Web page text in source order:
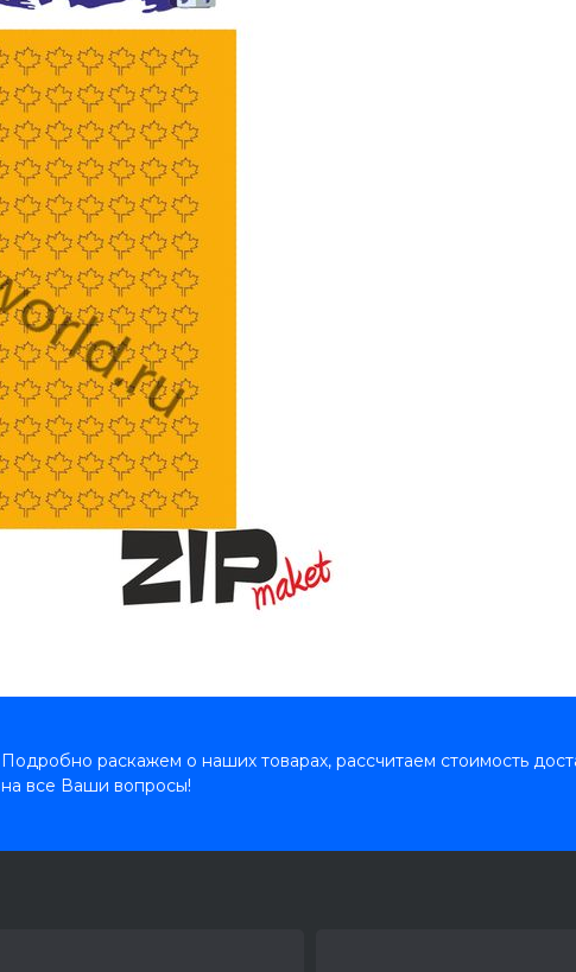
Подробно раскажем о наших товарах, рассчитаем стоимость
на все Ваши вопросы!